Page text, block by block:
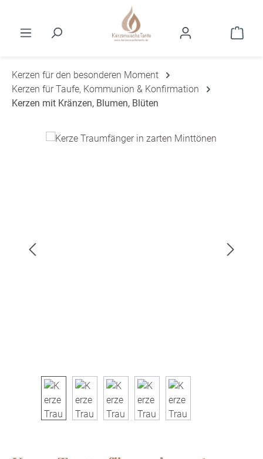
Kerzen für den besonderen Moment
Kerzen für Taufe, Kommunion & Konfirmation
Kerzen mit Kränzen, Blumen, Blüten
Bildergalerie überspringen